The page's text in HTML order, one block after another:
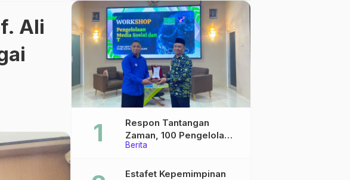
Ali
Berita
Respon Tantangan
Zaman, 100 Pengelola
Medsos Sekolah Ma’arif
Pelatihan Literasi Digital
Estafet Kepemimpinan